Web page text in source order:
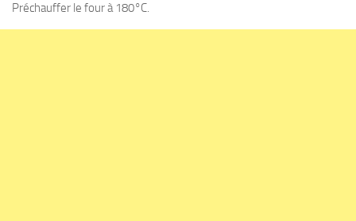
Préchauffer le four à 180°C.